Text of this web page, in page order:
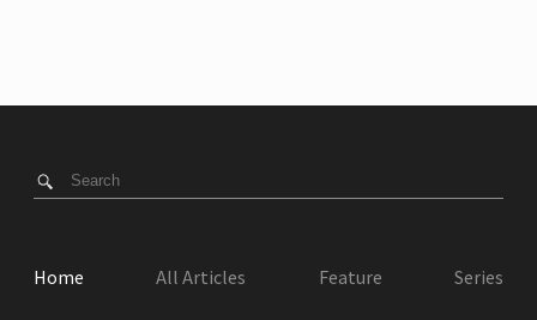
Home All Articles Feature Series